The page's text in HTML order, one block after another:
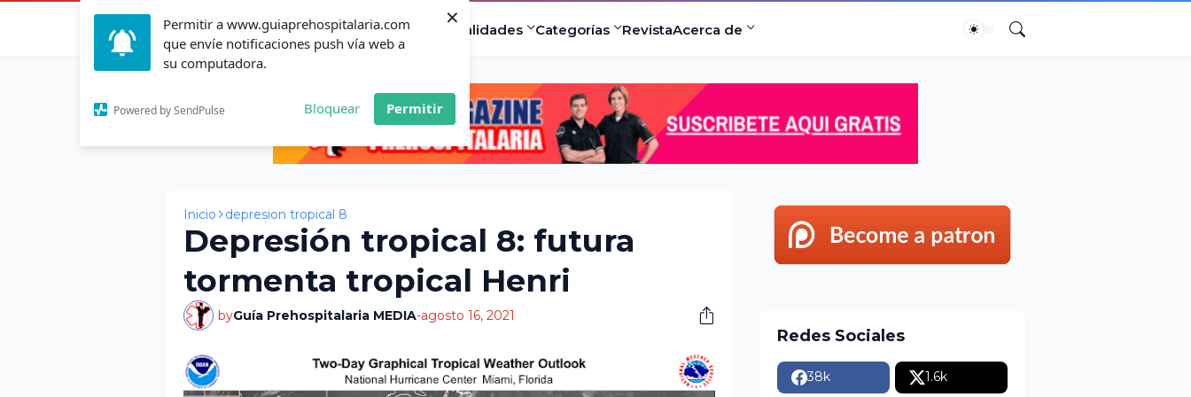
Permitir a www.guiaprehospitalaria.com
que envíe notificaciones push vía web a
su computadora.
Powered by SendPulse Bloquear Permitir
×
InicioActualidad Especialidades Categorías RevistaAcerca de
Inicio depresion tropical 8
Depresión tropical 8: futura
tormenta tropical Henri
byGuía Prehospitalaria MEDIA-agosto 16, 2021
Redes Sociales
38k 1.6k